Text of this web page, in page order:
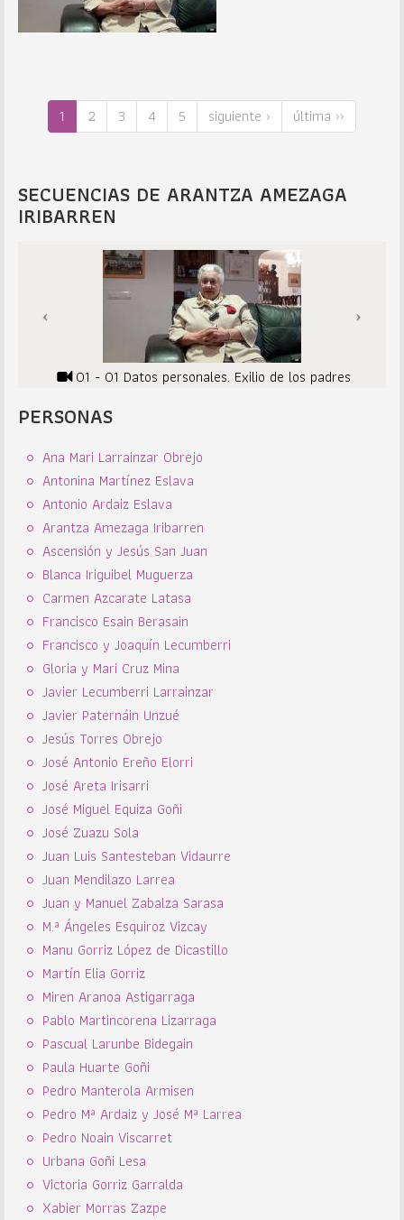
1 2 3 4 5 siguiente › última ››
SECUENCIAS DE ARANTZA AMEZAGA
IRIBARREN
01 - 01 Datos personales. Exilio de los padres
PERSONAS
Ana Mari Larrainzar Obrejo
Antonina Martínez Eslava
Antonio Ardaiz Eslava
Arantza Amezaga Iribarren
Ascensión y Jesús San Juan
Blanca Iriguibel Muguerza
Carmen Azcarate Latasa
Francisco Esain Berasain
Francisco y Joaquín Lecumberri
Gloria y Mari Cruz Mina
Javier Lecumberri Larrainzar
Javier Paternáin Unzué
Jesús Torres Obrejo
José Antonio Ereño Elorri
José Areta Irisarri
José Miguel Equiza Goñi
José Zuazu Sola
Juan Luis Santesteban Vidaurre
Juan Mendilazo Larrea
Juan y Manuel Zabalza Sarasa
M.ª Ángeles Esquiroz Vizcay
Manu Gorriz López de Dicastillo
Martín Elia Gorriz
Miren Aranoa Astigarraga
Pablo Martincorena Lizarraga
Pascual Larunbe Bidegain
Paula Huarte Goñi
Pedro Manterola Armisen
Pedro Mª Ardaiz y José Mª Larrea
Pedro Noain Viscarret
Urbana Goñi Lesa
Victoria Gorriz Garralda
Xabier Morras Zazpe